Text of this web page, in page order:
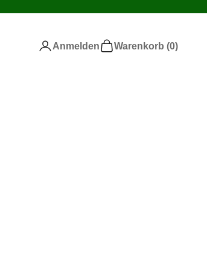
Anmelden
AnmeldenWarenkorb
Warenkorb (0)